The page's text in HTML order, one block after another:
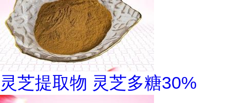
灵芝提取物 灵芝多糖30%